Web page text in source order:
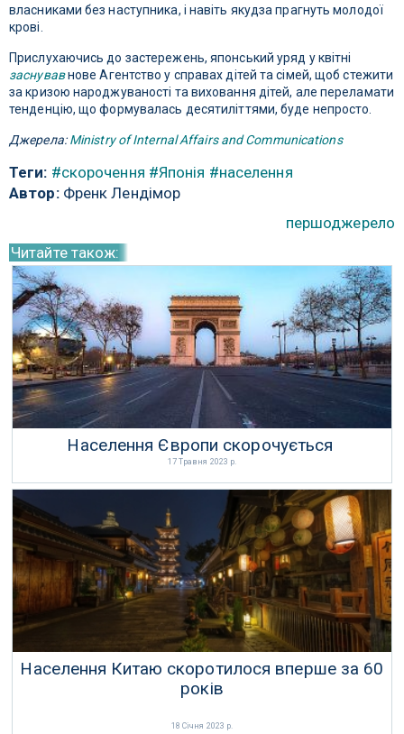
власниками без наступника, і навіть якудза прагнуть молодої
крові.
Прислухаючись до застережень, японський уряд у квітні
заснувавнове Агентство у справах дітей та сімей, щоб стежити
за кризою народжуваності та виховання дітей, але переламати
тенденцію, що формувалась десятиліттями, буде непросто.
Джерела:Ministry of Internal Affairs and Communications
Теги: #скорочення #Японія #населення
Автор:Френк Лендімор
першоджерело
Читайте також:
Населення Європи скорочується
17 Травня 2023 р.
Населення Китаю скоротилося вперше за 60
років
18 Січня 2023 р.